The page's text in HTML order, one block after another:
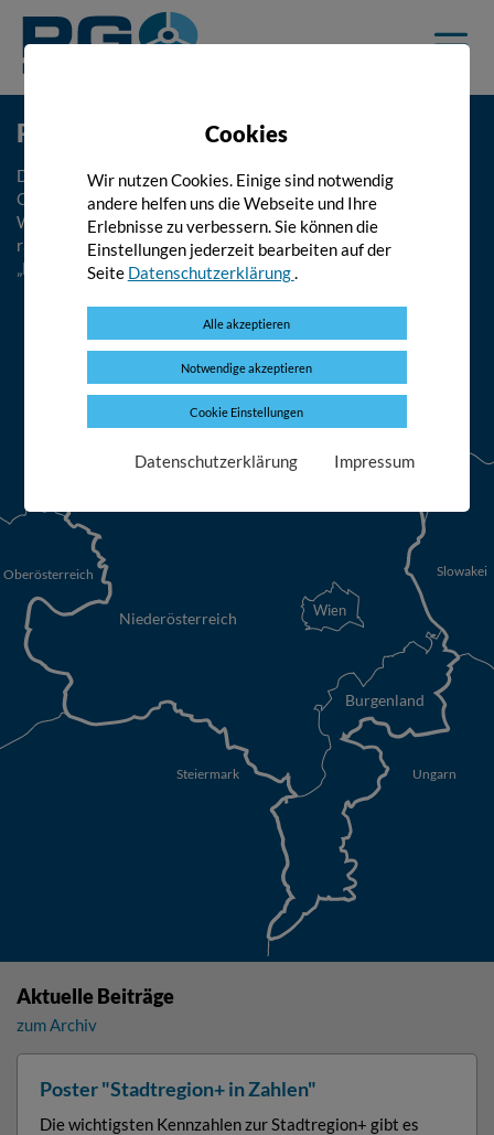
Cookies
Wir nutzen Cookies. Einige sind notwendig
andere helfen uns die Webseite und Ihre
Erlebnisse zu verbessern. Sie können die
Einstellungen jederzeit bearbeiten auf der
Seite Datenschutzerklärung.
Alle akzeptieren
Notwendige akzeptieren
Cookie Einstellungen
Datenschutzerklärung Impressum
Springe
direkt
Zur
Startseite
Menü
Planungsgemeinschaft OST
Die Planungsgemeinschaft Ost ist eine gemeinsame
Organisation der Länder Burgenland, Niederösterreich und
Wien zur Abstimmung, Koordination und Vorbereitung
raumplanerisch relevanter Fragen in der österreichischen
„Länderregion Ost“.
Niederösterreich
Burgenland
Wien
Steiermark
Slowakei
Oberösterreich
Ungarn
Aktuelle Beiträge
zum Archiv
Poster "Stadtregion+ in Zahlen"
Die wichtigsten Kennzahlen zur Stadtregion+ gibt es